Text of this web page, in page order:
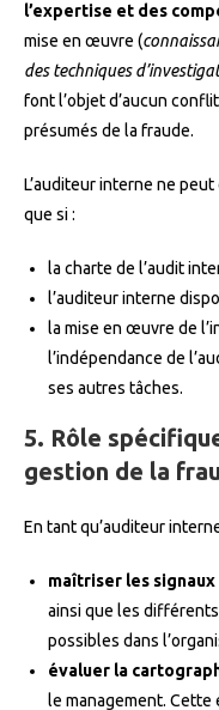
l’expertise et des
mise en œuvre (
des techniques
font l’objet d’aucun
présumés de la fraude.
L’auditeur interne ne
que si :
la charte de l’audit
l’auditeur interne
la mise en œuvre de
l’indépendance de
ses autres tâches.
5. Rôle
gestion de la
En tant qu’auditeur
maîtriser les
ainsi que les
possibles dans
évaluer la
le management.